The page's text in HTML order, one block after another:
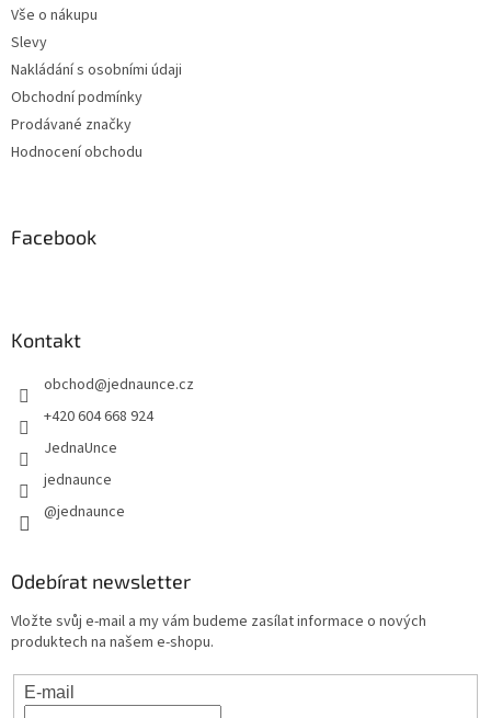
Vše o nákupu
Slevy
Nakládání s osobními údaji
Obchodní podmínky
Prodávané značky
Hodnocení obchodu
Facebook
Kontakt
obchod@jednaunce.cz
+420 604 668 924
JednaUnce
jednaunce
@jednaunce
Odebírat newsletter
Vložte svůj e-mail a my vám budeme zasílat informace o nových
produktech na našem e-shopu.
E-mail